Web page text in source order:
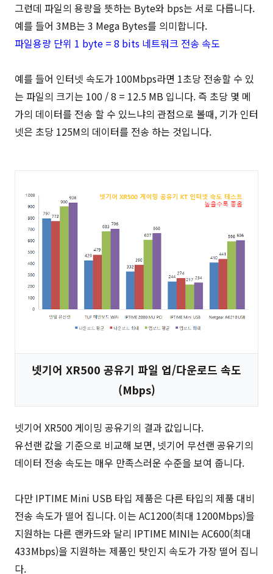
그런데 파일의 용량을 뜻하는 Byte와 bps는 서로 다릅니다.
예를 들어 3MB는 3 Mega Bytes를 의미합니다.
파일용량 단위 1 byte = 8 bits 네트워크 전송 속도
예를 들어 인터넷 속도가 100Mbps라면 1초당 전송할 수 있
는 파일의 크기는 100 / 8 = 12.5 MB 입니다. 즉 초당 몇 메
가의 데이터를 전송 할 수 있느냐의 관점으로 볼때, 기가 인터
넷은 초당 125M의 데이터를 전송 하는 것입니다.
넷기어 XR500 공유기 파일 업/다운로드 속도
(Mbps)
넷기어 XR500 게이밍 공유기의 결과 값입니다.
유선랜 값을 기준으로 비교해 보면, 넷기어 무선랜 공유기의
데이터 전송 속도는 매우 만족스러운 수준을 보여 줍니다.
다만 IPTIME Mini USB 타입 제품은 다른 타입의 제품 대비
전송 속도가 떨어 집니다. 이는 AC1200(최대 1200Mbps)을
지원하는 다른 랜카드와 달리 IPTIME MINI는 AC600(최대
433Mbps)을 지원하는 제품인 탓인지 속도가 가장 떨어 집니
다.